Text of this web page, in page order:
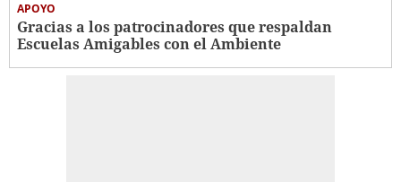
APOYO
Gracias a los patrocinadores que respaldan
Escuelas Amigables con el Ambiente